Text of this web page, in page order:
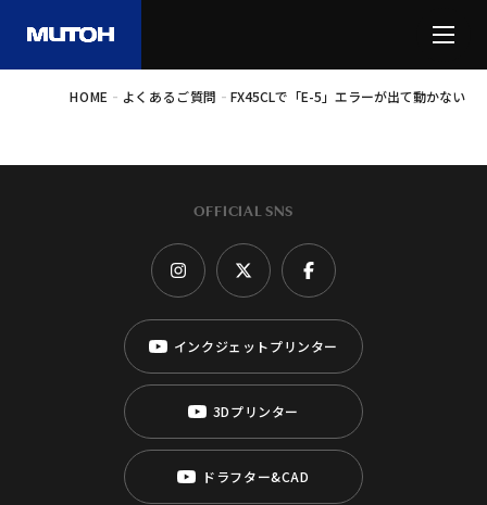
HOME - よくあるご質問 - FX45CLで「E-5」エラーが出て動かない
OFFICIAL SNS
インクジェットプリンター
3Dプリンター
ドラフター&CAD